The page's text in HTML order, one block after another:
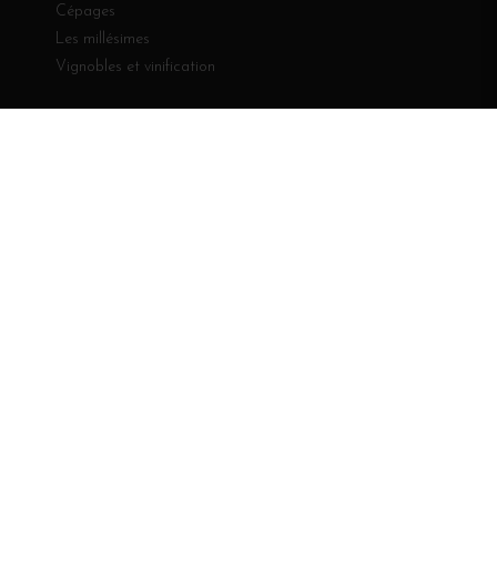
Cépages
Les millésimes
Vignobles et vinification